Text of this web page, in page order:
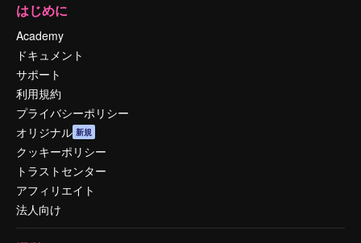
はじめに
Academy
ドキュメント
サポート
利用規約
プライバシーポリシー
オリジナル 新規
クッキーポリシー
トラストセンター
アフィリエイト
法人向け